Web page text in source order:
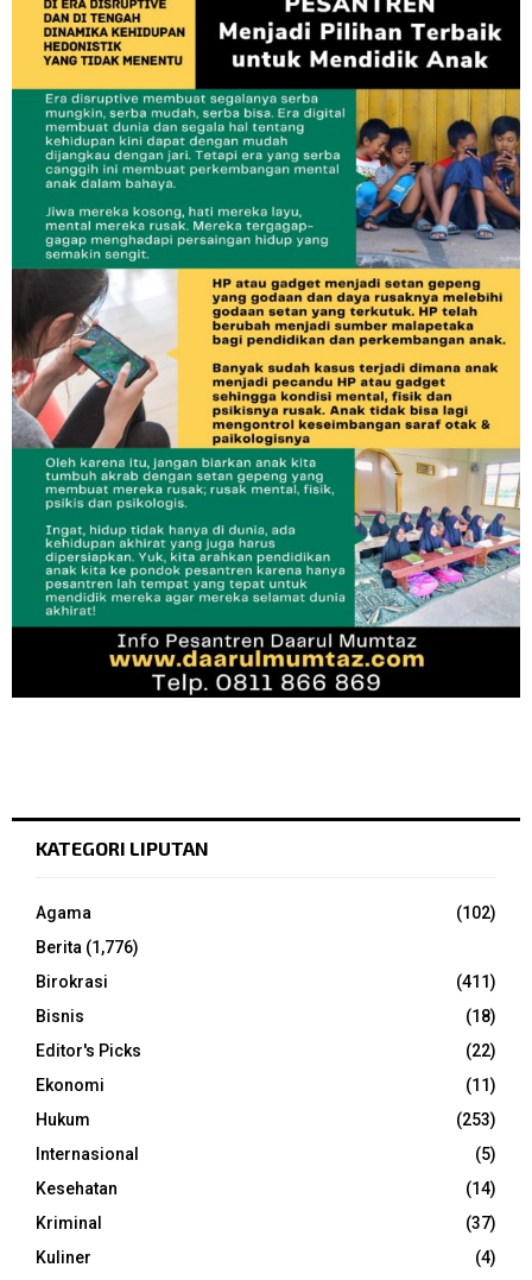
KATEGORI LIPUTAN
Agama
(102)
Berita (1,776)
Birokrasi
(411)
Bisnis
(18)
Editor's Picks
(22)
Ekonomi
(11)
Hukum
(253)
Internasional
(5)
Kesehatan
(14)
Kriminal
(37)
Kuliner
(4)